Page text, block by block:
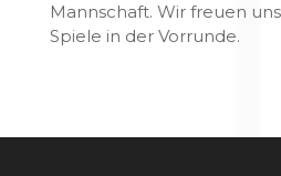
Mannschaft. Wir freuen
Spiele in der Vorrunde.